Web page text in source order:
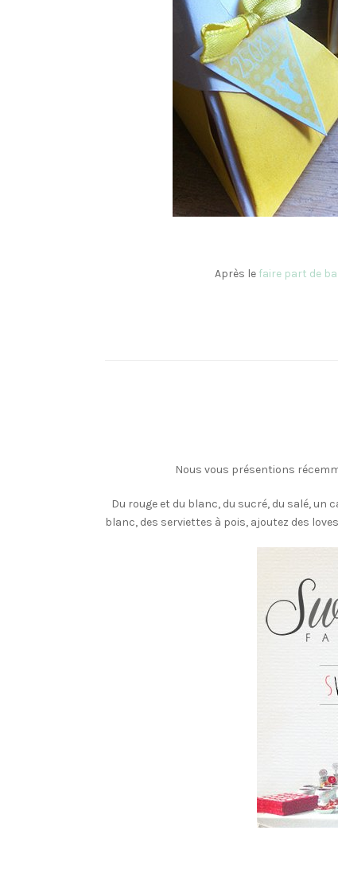
Après le faire part de
Nous vous présentions
Du rouge et du blanc, du sucré, du salé,
blanc, des serviettes à pois, ajoutez des